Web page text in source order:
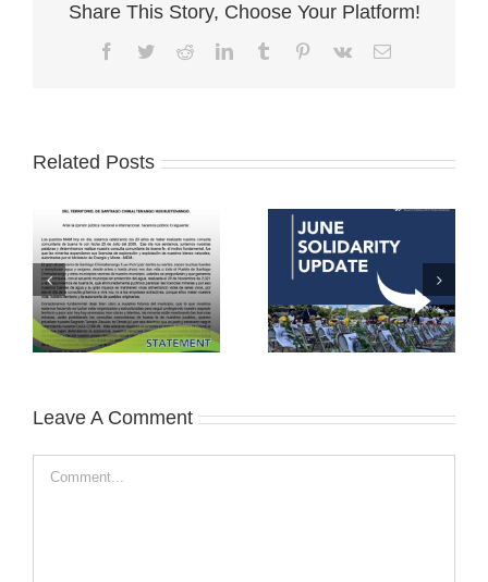
Share This Story, Choose Your Platform!
Facebook
TwitterRedditLinkedInTumblr Pinterest
Vk Email
Related Posts
Leave A Comment